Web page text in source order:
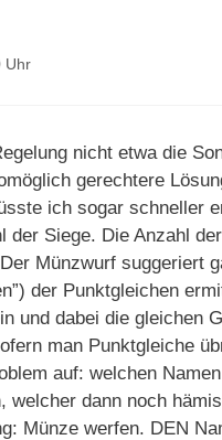
Uhr
nicht etwa die
gerechtere
ich sogar schneller
der Siege. Die Anzahl
Münzwurf suggeriert
der Punktgleichen
und dabei die gleichen
man Punktgleiche
auf: welchen
welcher dann noch
Münze werfen. DEN